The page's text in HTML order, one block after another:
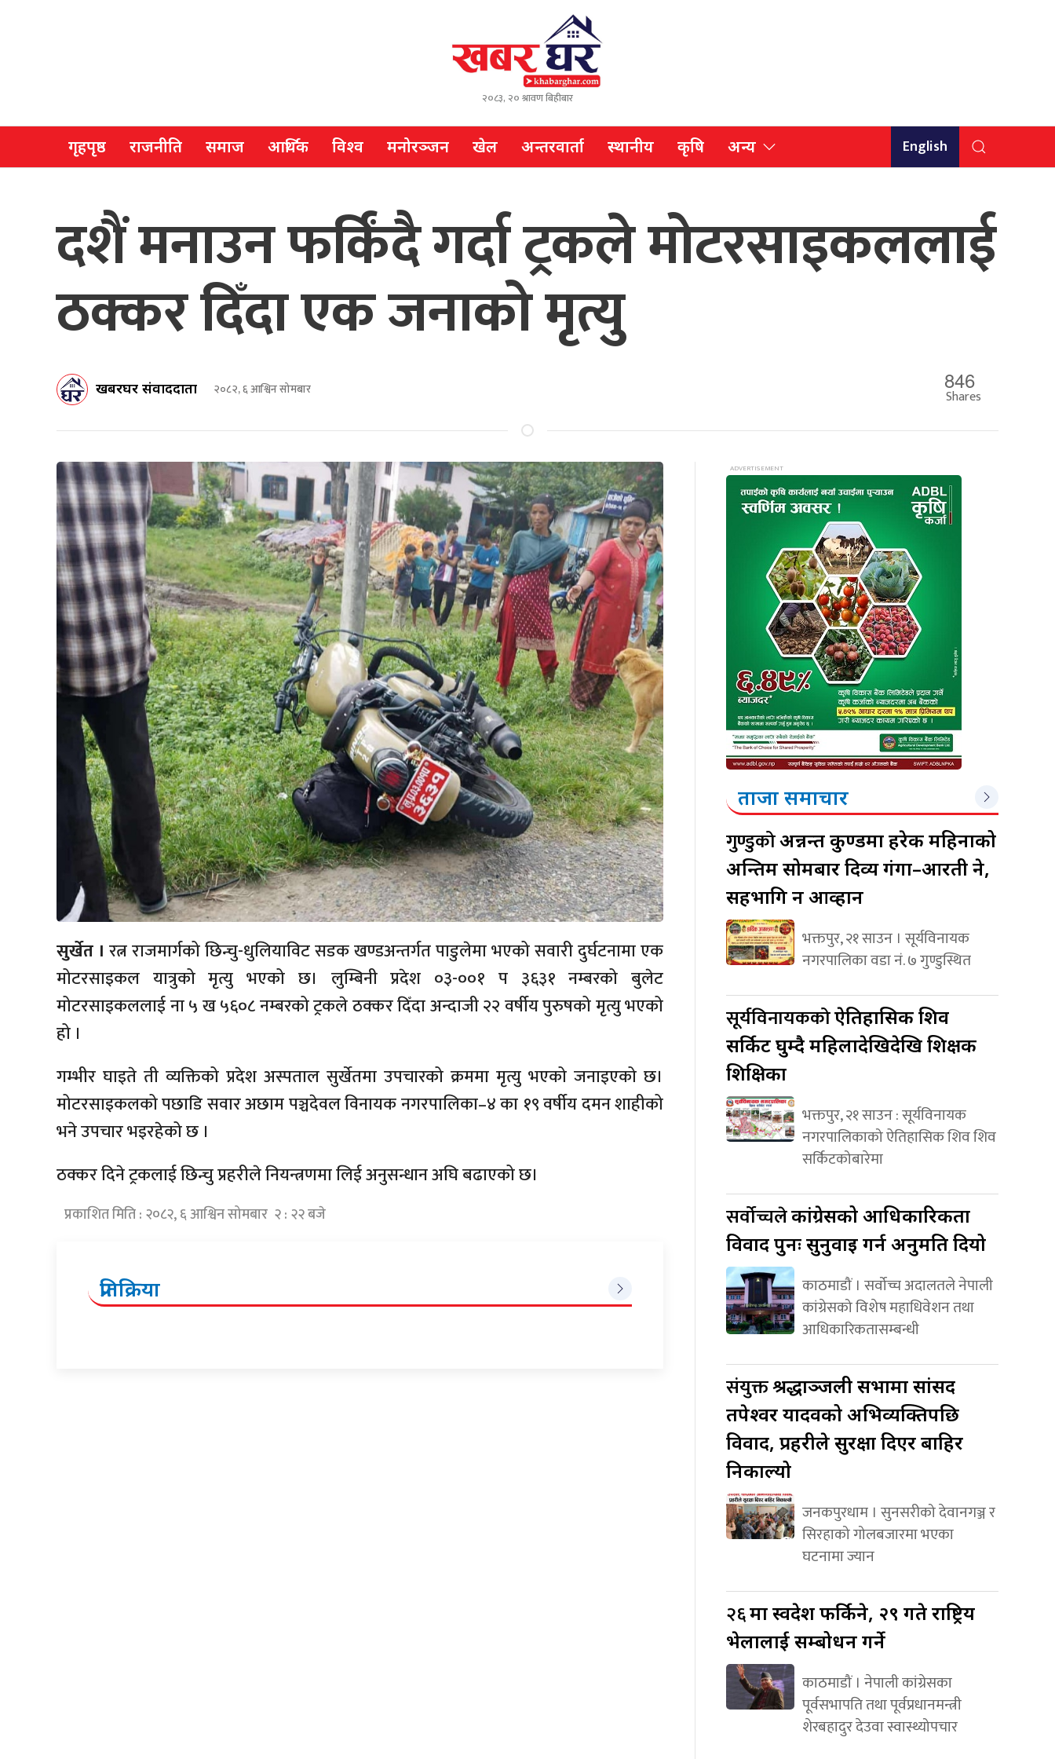
२०८३, २० श्रावण बिहीबार
गृहपृष्ठ राजनीति समाज आर्थिक विश्व मनोरञ्जन खेल अन्तरवार्ता स्थानीय कृषि अन्य English
दशैं मनाउन फर्किंदै गर्दा ट्रकले मोटरसाइकललाई
ठक्कर दिँदा एक जनाको मृत्यु
खबरघर संवाददाता २०८२, ६ आश्विन सोमबार 846
Shares
सुर्खेत ।रत्न राजमार्गको छिन्चु-धुलियाविट सडक खण्डअन्तर्गत पाडुलेमा भएको सवारी दुर्घटनामा एक
मोटरसाइकल यात्रुको मृत्यु भएको छ। लुम्बिनी प्रदेश ०३-००१ प ३६३१ नम्बरको बुलेट
मोटरसाइकललाई ना ५ ख ५६०८ नम्बरको ट्रकले ठक्कर दिँदा अन्दाजी २२ वर्षीय पुरुषको मृत्यु भएको
हो ।
गम्भीर घाइते ती व्यक्तिको प्रदेश अस्पताल सुर्खेतमा उपचारको क्रममा मृत्यु भएको जनाइएको छ।
मोटरसाइकलको पछाडि सवार अछाम पञ्चदेवल विनायक नगरपालिका–४ का १९ वर्षीय दमन शाहीको
भने उपचार भइरहेको छ ।
ठक्कर दिने ट्रकलाई छिन्चु प्रहरीले नियन्त्रणमा लिई अनुसन्धान अघि बढाएको छ।
प्रकाशित मिति : २०८२, ६ आश्विन सोमबार २ : २२ बजे
प्रतिक्रिया
ताजा समाचार
गुण्डुकोअन्नन्त कुण्डमा हरेक महिनाको
अन्तिम सोमबार दिव्य गंगा–आरती हुने,
सहभागि हुन आव्हान
भक्तपुर, २१ साउन । सूर्यविनायक
नगरपालिका वडा नं. ७ गुण्डुस्थित
सूर्यविनायककोऐतिहासिक शिव
सर्किट घुम्दै महिलादेखिदेखि शिक्षक
शिक्षिका
भक्तपुर, २१ साउन : सूर्यविनायक
नगरपालिकाको ऐतिहासिक शिव शिव
सर्किटकोबारेमा
सर्वोच्चलेकांग्रेसको आधिकारिकता
विवाद पुनः सुनुवाइ गर्न अनुमति दियो
काठमाडौं । सर्वोच्च अदालतले नेपाली
कांग्रेसको विशेष महाधिवेशन तथा
आधिकारिकतासम्बन्धी
संयुक्तश्रद्धाञ्जली सभामा सांसद
तपेश्वर यादवको अभिव्यक्तिपछि
विवाद, प्रहरीले सुरक्षा दिएर बाहिर
निकाल्यो
जनकपुरधाम । सुनसरीको देवानगञ्ज र
सिरहाको गोलबजारमा भएका
घटनामा ज्यान
२६मा स्वदेश फर्किने, २९ गते राष्ट्रिय
भेलालाई सम्बोधन गर्ने
काठमाडौं । नेपाली कांग्रेसका
पूर्वसभापति तथा पूर्वप्रधानमन्त्री
शेरबहादुर देउवा स्वास्थ्योपचार